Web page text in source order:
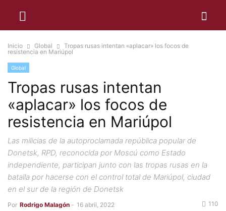
Inicio Global
Tropas rusas intentan «aplacar» los focos de
resistencia en Mariúpol
Global
Tropas rusas intentan
«aplacar» los focos de
resistencia en Mariúpol
Las milicias de la autoproclamada república popular de
Donetsk, RPD, reconocida por Moscú como Estado
independiente, participan junto con las tropas rusas en la
batalla por hacerse con el control total de Mariúpol, ciudad
en el sur de la región de Donetsk
Por Rodrigo Malagón - 16 abril, 2022 110